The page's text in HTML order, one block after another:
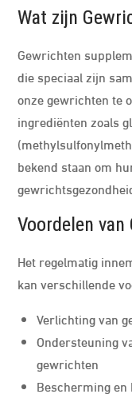
Wat zijn
Gewrichten
die speciaal zijn
onze gewrichten te
ingrediënten zoals
bekend staan om
Voordelen
Het regelmatig
kan verschillende
Verlichting van
Ondersteuning
gewrichten
Bescherming en